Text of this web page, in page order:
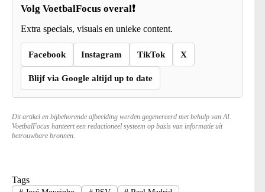
Volg VoetbalFocus overal❗
Extra specials, visuals en unieke content.
Facebook Instagram TikTok X
Blijf via Google altijd up to date
Dit artikel en bijbehorende afbeelding werden gegenereerd met behulp van AI.
VoetbalFocus hanteert een redactioneel systeem op basis van informatie uit
betrouwbare bronnen.
Tags